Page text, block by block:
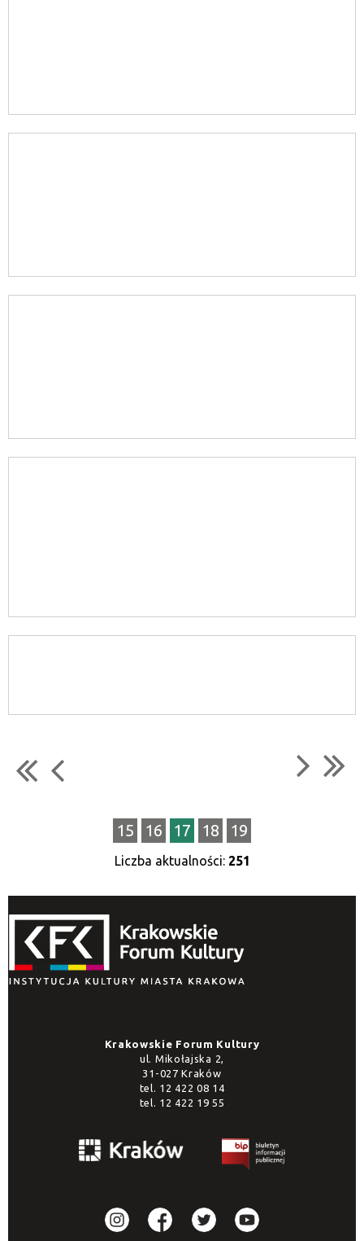
15 16 17 18 19
Liczba aktualności: 251
Krakowskie Forum Kultury
ul. Mikołajska 2,
31-027 Kraków
tel. 12 422 08 14
tel. 12 422 19 55